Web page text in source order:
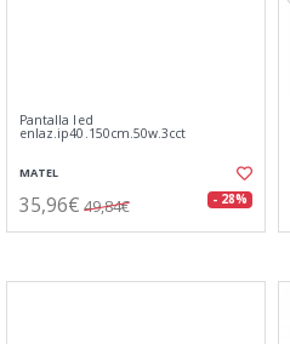
Pantalla led
enlaz.ip40.150cm.50w.3cct
MATEL
35,96€ 49,84€ - 28%